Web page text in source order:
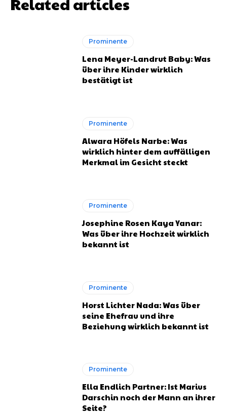
Prominente
Lena Meyer-Landrut Baby: Was
über ihre Kinder wirklich
bestätigt ist
Prominente
Alwara Höfels Narbe: Was
wirklich hinter dem auffälligen
Merkmal im Gesicht steckt
Prominente
Josephine Rosen Kaya Yanar:
Was über ihre Hochzeit wirklich
bekannt ist
Prominente
Horst Lichter Nada: Was über
seine Ehefrau und ihre
Beziehung wirklich bekannt ist
Prominente
Ella Endlich Partner: Ist Marius
Darschin noch der Mann an ihrer
Seite?